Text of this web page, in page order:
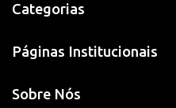
Categorias
Páginas Institucionais
Sobre Nós